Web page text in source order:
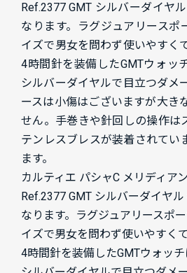
Ref.2377 GMT シルバーダイヤ
なります。ラグジュアリースポ
イズで男女を問わず使いやすく
4時間針を装備したGMTウォッ
シルバーダイヤルで目立つダメ
ースは小傷はございますが大き
せん。手巻きや針回しの操作は
テンレスブレスが装着されてい
ます。
カルティエ パシャC メリディア
Ref.2377 GMT シルバーダイヤ
なります。ラグジュアリースポ
イズで男女を問わず使いやすく
4時間針を装備したGMTウォッ